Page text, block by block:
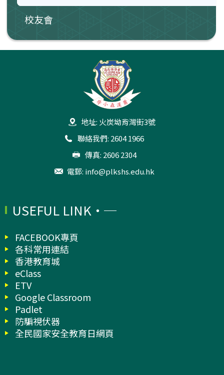
校友會
地址: 火炭坳背灣街3號
聯絡我們: 2604 1966
傳真: 2606 2304
電郵: info@plkshs.edu.hk
USEFUL LINK
FACEBOOK專頁
各科常用連結
香港教育城
eClass
ETV
Google Classroom
Padlet
防騙視伏器
全民國家安全教育日網頁